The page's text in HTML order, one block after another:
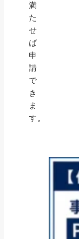
満
た
せ
ば
申
請
で
き
ま
す。